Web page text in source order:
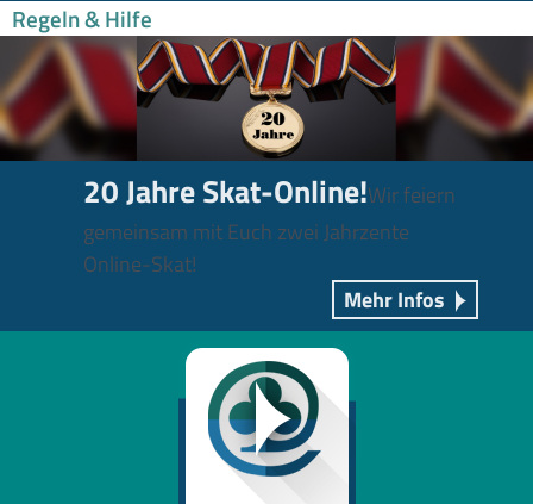
Regeln & Hilfe
20 Jahre Skat-Online!Wir feiern
gemeinsam mit Euch zwei Jahrzente
Online-Skat!
Mehr Infos